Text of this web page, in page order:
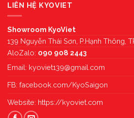
LIÊN HỆ KYOVIET
Showroom KyoViet
139 Nguyễn Thái Sơn, P.Hạnh Thông,
AloZalo: 090 908 2443
Email: kyoviet139@gmail.com
FB: facebook.com/KyoSaigon
Website: https://kyoviet.com